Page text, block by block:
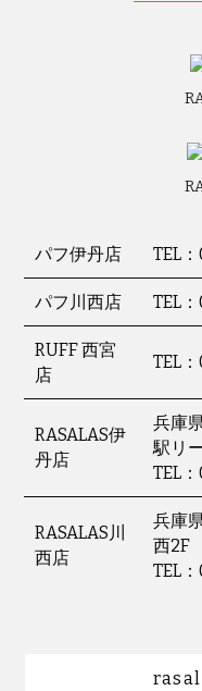
パフ伊丹店 TEL
パフ川西店 TEL
RUFF 西宮
店
TEL
RASALAS伊
丹店
兵庫
駅リ
TEL
RASALAS川
西店
兵庫
西2F
TEL